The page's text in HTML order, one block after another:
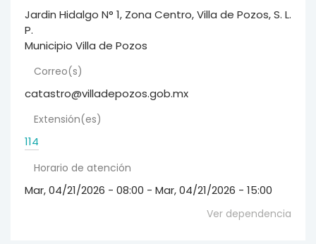
Jardin Hidalgo N° 1, Zona Centro, Villa de Pozos, S. L.
P.
Municipio Villa de Pozos
Correo(s)
catastro@villadepozos.gob.mx
Extensión(es)
114
Horario de atención
Mar, 04/21/2026 - 08:00 - Mar, 04/21/2026 - 15:00
Ver dependencia